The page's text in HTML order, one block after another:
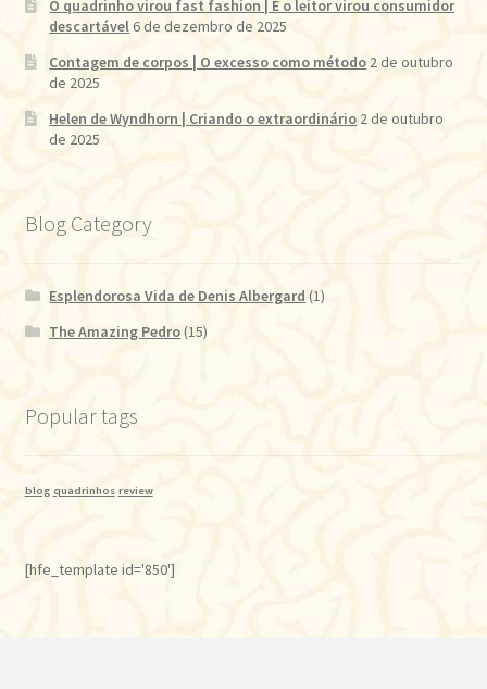
O quadrinho virou fast fashion | E o leitor virou consumidor
descartável 6 de dezembro de 2025
Contagem de corpos | O excesso como método 2 de outubro
de 2025
Helen de Wyndhorn | Criando o extraordinário 2 de outubro
de 2025
Blog Category
Esplendorosa Vida de Denis Albergard (1)
The Amazing Pedro(15)
Popular tags
blog quadrinhos review
[hfe_template id='850']